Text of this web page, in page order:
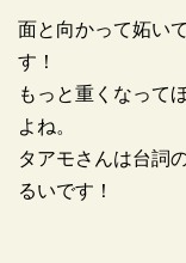
面と向かって妬い
す！
もっと重くなって
よね。
タアモさんは台詞
るいです！